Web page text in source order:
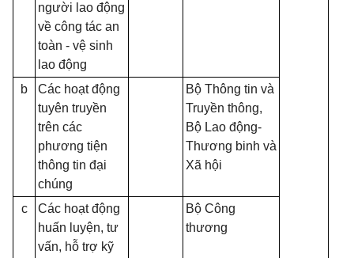
người lao động
về công tác an
toàn - vệ sinh
lao động
b
Các hoạt động
tuyên truyền
trên các
phương tiện
thông tin đại
chúng
Bộ Thông tin và
Truyền thông,
Bộ Lao động-
Thương binh và
Xã hội
c
Các hoạt động
huấn luyện, tư
vấn, hỗ trợ kỹ
Bộ Công
thương